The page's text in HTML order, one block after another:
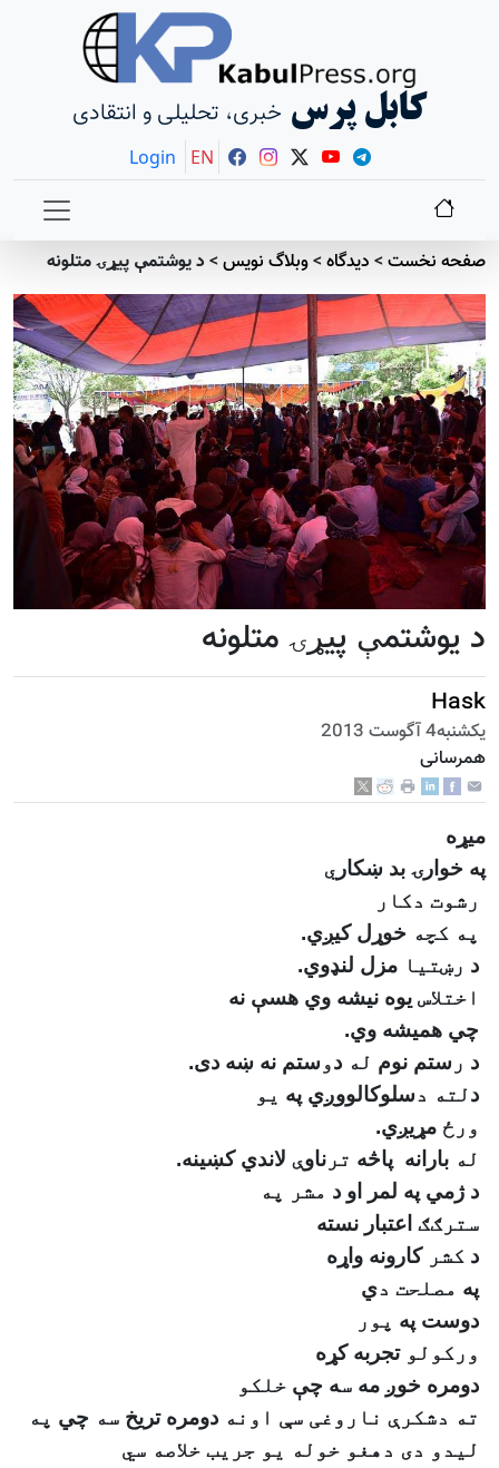
کابل پرس خبری، تحلیلی و انتقادی
Login EN
صفحه نخست> دیدگاه>وبلاگ نویس> د یوشتمې پیړۍ متلونه
د یوشتمې پیړۍ متلونه
Hask
يكشنبه4 آگوست 2013
همرسانی
ميړه
په خوارۍ بد ښکار ي
رشوت دکار
په کچه خوړل کيږي.
د رښتیا مزل لنډوي.
اختلاس يوه نيشه وي هسې نه
چي هميشه وي.
د ر ستم نوم له دو ستم نه ښه دى.
دلته دسلوكالووږي په یو
ورځ مړيږي.
له بارانه پاڅه تر ناوې لاندي كښينه.
د ژمي په لمر او د مشر په
سترګګ اعتبار نسته
د کشر کارونه واړه
په مصلحت دي
دوست په پور
ورکولوتجربه کړه
دومره خوږ مه سه چې خلکو
ته دشکرې ناروغی سې اونه دومره تريخ سه چي په
لیدو دی دهغو خوله یو جریب خلاصه سي